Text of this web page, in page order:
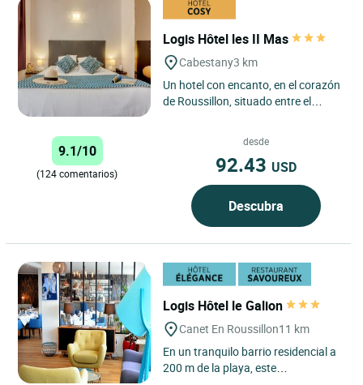
Logis Hôtel les II Mas
Cabestany3 km
Un hotel con encanto, en el corazón
de Roussillon, situado entre el
9.1/10
(124 comentarios)
desde
92.43 USD
Descubra
Logis Hôtel le Galion
Canet En Roussillon11 km
En un tranquilo barrio residencial a
200 m de la playa, este